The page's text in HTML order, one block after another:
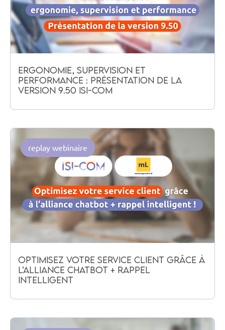
Ergonomie, supervision et
performance : présentation de la
version 9.50 ISI-COM
replay webinaire
Optimisez votre service client grâce à
l’alliance chatbot + rappel
intelligent